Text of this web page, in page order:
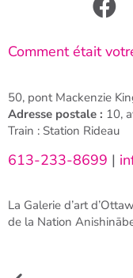
Comment était
50, pont Mackenzie
Adresse postale : 10,
Train : Station Rideau
613-233-8699 |
La Galerie d’art
de la Nation